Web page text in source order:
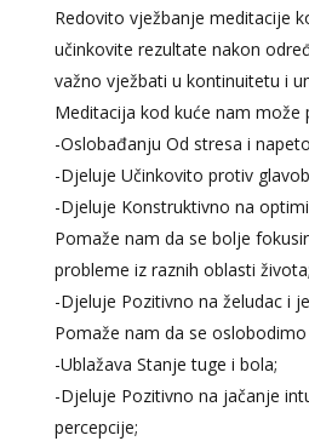
Redovito vježbanje meditacije
učinkovite rezultate nakon
važno vježbati u kontinuitetu i
Meditacija kod kuće nam može
-Oslobađanju Od stresa i
-Djeluje Učinkovito protiv
-Djeluje Konstruktivno na
Pomaže nam da se bolje
probleme iz raznih oblasti života;
-Djeluje Pozitivno na želudac i
Pomaže nam da se
-Ublažava Stanje tuge i bola;
-Djeluje Pozitivno na jačanje
percepcije;